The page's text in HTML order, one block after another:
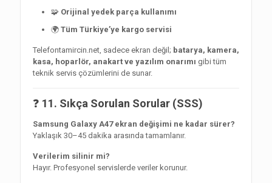
🧩 Orijinal yedek parça kullanımı
🌍 Tüm Türkiye’ye kargo servisi
Telefontamircin.net, sadece ekran değil; batarya, kamera,
kasa, hoparlör, anakart ve yazılım onarımı gibi tüm
teknik servis çözümlerini de sunar.
❓ 11. Sıkça Sorulan Sorular (SSS)
Samsung Galaxy A47 ekran değişimi ne kadar sürer?
Yaklaşık 30–45 dakika arasında tamamlanır.
Verilerim silinir mi?
Hayır. Profesyonel servislerde veriler korunur.